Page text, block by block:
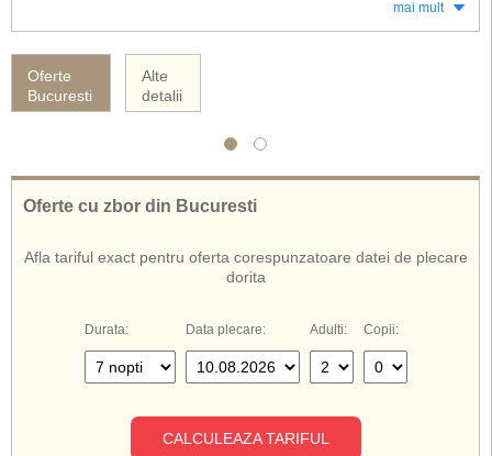
teren sportive, sala de gimnastica, animatie zilnica, seri distractive,
amfiteatru, sala de conferinta, parcare.
mai mult
Oferte
Bucuresti
Alte
detalii
Oferte cu zbor din Bucuresti
Afla tariful exact pentru oferta corespunzatoare datei de plecare
dorita
Durata: Data plecare: Adulti: Copii:
CALCULEAZA TARIFUL